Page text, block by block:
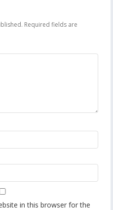
Required fields are
in this browser for the